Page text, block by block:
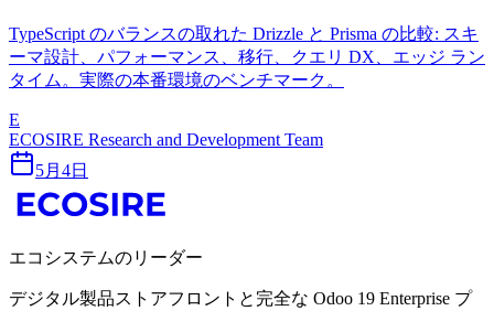
TypeScript のバランスの取れた Drizzle と Prisma の比較: スキ
ーマ設計、パフォーマンス、移行、クエリ DX、エッジ ラン
タイム。実際の本番環境のベンチマーク。
E
ECOSIRE Research and Development Team
5月4日
エコシステムのリーダー
デジタル製品ストアフロントと完全な Odoo 19 Enterprise プ